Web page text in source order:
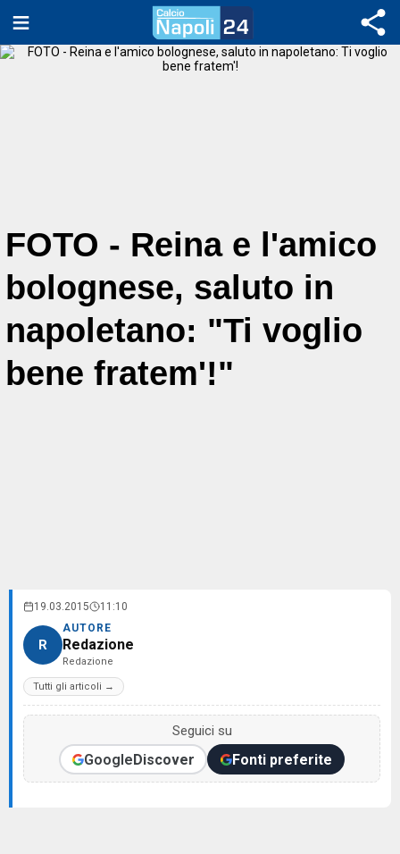
FOTO - Reina e l'amico
bolognese, saluto in
napoletano: "Ti voglio
bene fratem'!"
19.03.2015 11:10
R
AUTORE
Redazione
Redazione
Tutti gli articoli →
Seguici su
GoogleDiscover Fonti preferite